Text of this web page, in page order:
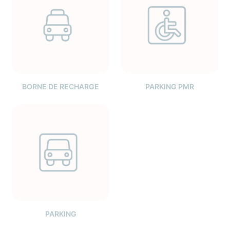
BORNE DE RECHARGE PARKING PMR
PARKING